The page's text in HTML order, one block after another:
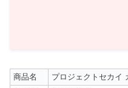
商品名
プロジェクトセカイ